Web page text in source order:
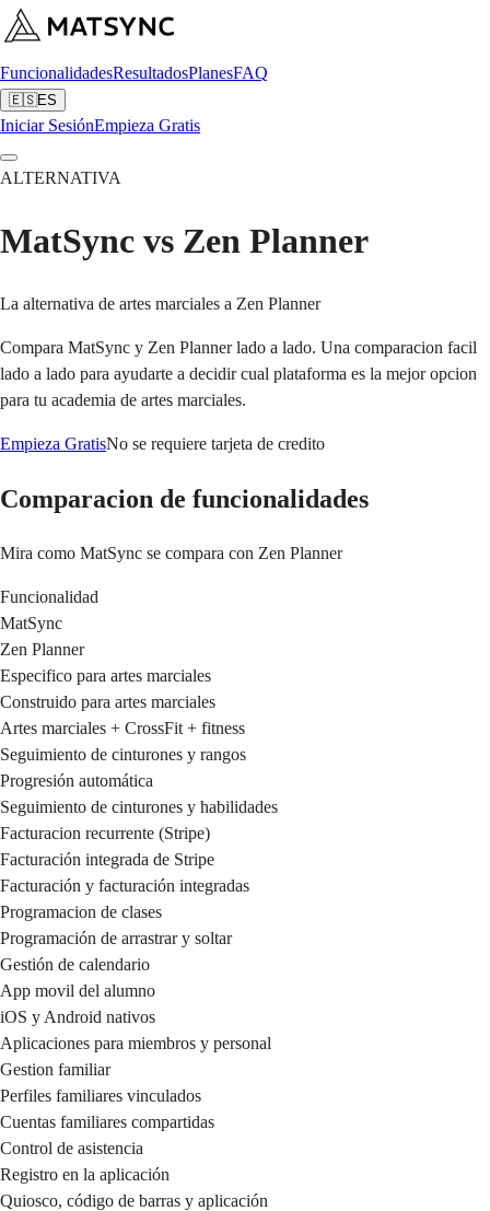
FuncionalidadesResultadosPlanesFAQ
🇪🇸ES
Iniciar SesiónEmpieza Gratis
ALTERNATIVA
MatSync vs Zen Planner
La alternativa de artes marciales a Zen Planner
Compara MatSync y Zen Planner lado a lado. Una comparacion facil
lado a lado para ayudarte a decidir cual plataforma es la mejor opcion
para tu academia de artes marciales.
Empieza GratisNo se requiere tarjeta de credito
Comparacion de funcionalidades
Mira como MatSync se compara con Zen Planner
Funcionalidad
MatSync
Zen Planner
Especifico para artes marciales
Construido para artes marciales
Artes marciales + CrossFit + fitness
Seguimiento de cinturones y rangos
Progresión automática
Seguimiento de cinturones y habilidades
Facturacion recurrente (Stripe)
Facturación integrada de Stripe
Facturación y facturación integradas
Programacion de clases
Programación de arrastrar y soltar
Gestión de calendario
App movil del alumno
iOS y Android nativos
Aplicaciones para miembros y personal
Gestion familiar
Perfiles familiares vinculados
Cuentas familiares compartidas
Control de asistencia
Registro en la aplicación
Quiosco, código de barras y aplicación